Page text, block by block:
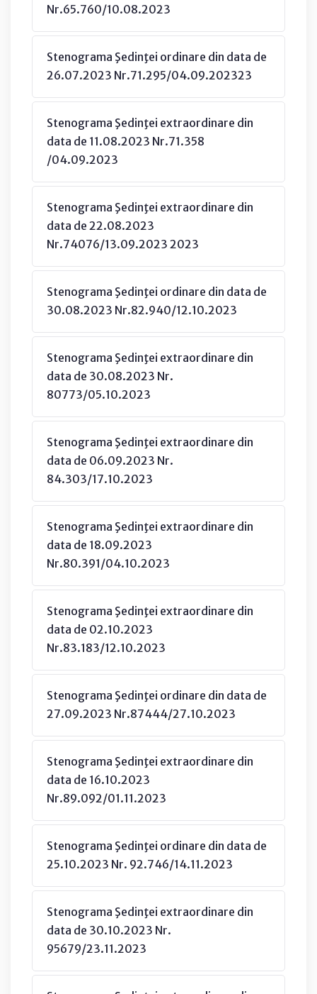
Nr.65.760/10.08.2023
Stenograma Şedinţei ordinare din data de
26.07.2023 Nr.71.295/04.09.202323
Stenograma Şedinţei extraordinare din
data de 11.08.2023 Nr.71.358
/04.09.2023
Stenograma Şedinţei extraordinare din
data de 22.08.2023
Nr.74076/13.09.2023 2023
Stenograma Şedinţei ordinare din data de
30.08.2023 Nr.82.940/12.10.2023
Stenograma Şedinţei extraordinare din
data de 30.08.2023 Nr.
80773/05.10.2023
Stenograma Şedinţei extraordinare din
data de 06.09.2023 Nr.
84.303/17.10.2023
Stenograma Şedinţei extraordinare din
data de 18.09.2023
Nr.80.391/04.10.2023
Stenograma Şedinţei extraordinare din
data de 02.10.2023
Nr.83.183/12.10.2023
Stenograma Şedinţei ordinare din data de
27.09.2023 Nr.87444/27.10.2023
Stenograma Şedinţei extraordinare din
data de 16.10.2023
Nr.89.092/01.11.2023
Stenograma Şedinţei ordinare din data de
25.10.2023 Nr. 92.746/14.11.2023
Stenograma Şedinţei extraordinare din
data de 30.10.2023 Nr.
95679/23.11.2023